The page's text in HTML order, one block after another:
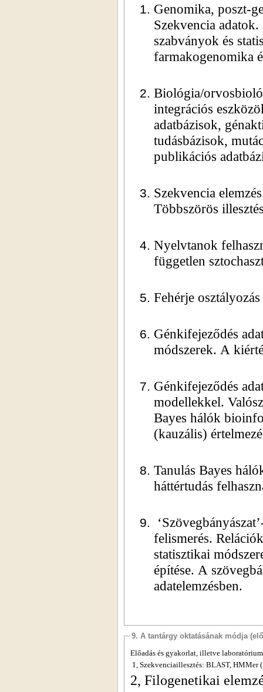
Genomika, poszt-
Szekvencia
szabványok és
farmakogenomika
Biológia/
integrációs
adatbázisok,
tudásbázisok,
publikációs
Szekvencia
Többszörös
Nyelvtanok
független
Fehérje
Génkifejeződés
módszerek. A
Génkifejeződés
modellekkel.
Bayes hálók
(kauzális)
Tanulás Bayes
háttértudás
felismerés.
statisztikai
építése. A sz
adatelemzésben.
9. A tantárgy oktatásának módja
Előadás és gyakorlat, illetve
1, Szekvenciaillesztés: BLAST, HMMer
2, Filogenetikai